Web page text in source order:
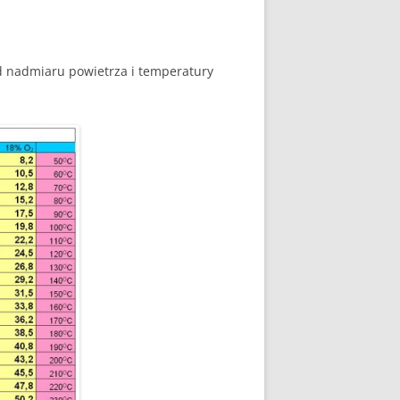
ROZLICZENIA
– JAK ŻYĆ?
nadmiaru powietrza i temperatury